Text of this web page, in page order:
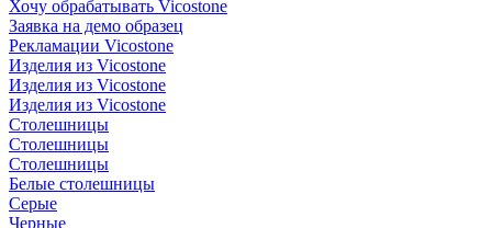
Хочу обрабатывать Vicostone
Заявка на демо образец
Рекламации Vicostone
Изделия из Vicostone
Изделия из Vicostone
Изделия из Vicostone
Столешницы
Столешницы
Столешницы
Белые столешницы
Серые
Черные